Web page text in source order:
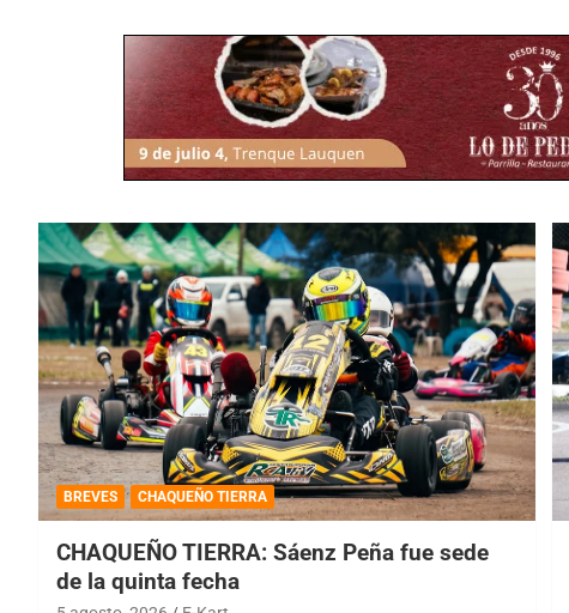
BREVES CHAQUEÑO TIERRA
CHAQUEÑO TIERRA: Sáenz Peña fue sede
de la quinta fecha